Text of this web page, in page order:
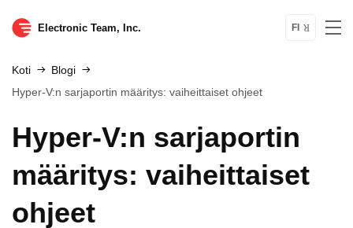
Electronic Team, Inc. FI
Koti
Blogi
Hyper-V:n sarjaportin määritys: vaiheittaiset ohjeet
Hyper-V:n sarjaportin
määritys: vaiheittaiset
ohjeet